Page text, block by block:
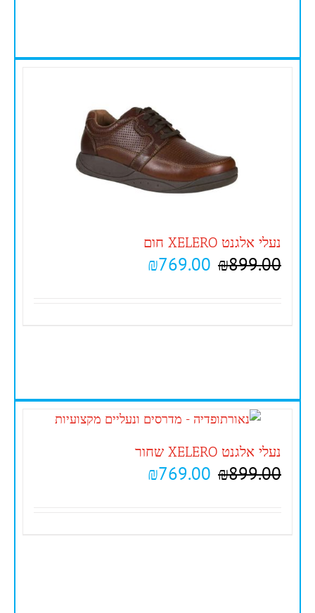
נעלי אלגנט XELERO חום
₪899.00
₪769.00
נעלי אלגנט XELERO שחור
₪899.00
₪769.00